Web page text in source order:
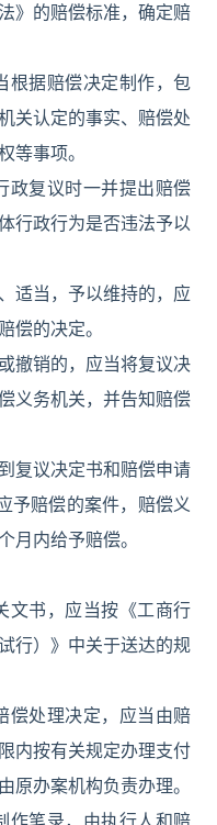
》的赔偿标准，确定赔
根据赔偿决定制作，包
关认定的事实、赔偿处
等事项。
政复议时一并提出赔偿
行政行为是否违法予以
适当，予以维持的，应
偿的决定。
撤销的，应当将复议决
义务机关，并告知赔偿
复议决定书和赔偿申请
予赔偿的案件，赔偿义
月内给予赔偿。
文书，应当按《工商行
行）》中关于送达的规
偿处理决定，应当由赔
内按有关规定办理支付
原办案机构负责办理。
作笔录，由执行人和赔